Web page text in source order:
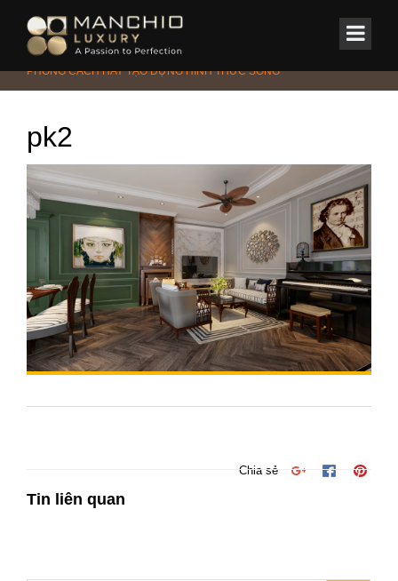
Home/Tin Tức & Sự Kiện/Phong cách
THIẾT KẾ NỘI THẤT ĐA
PHONG CÁCH HAY TẠO DỰNG HÌNH THỨC SỐNG
pk2
Chia sẻ
Tin liên quan